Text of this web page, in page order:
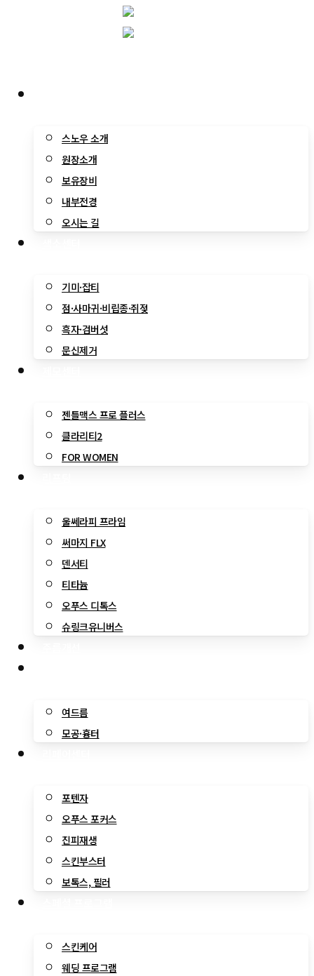
Menu
스노우 소개
원장소개
보유장비
내부전경
오시는 길
기미·잡티
점·사마귀·비립종·쥐젖
흑자·검버섯
문신제거
젠틀맥스 프로 플러스
클라리티2
FOR WOMEN
울쎄라피 프라임
써마지 FLX
덴서티
티타늄
오푸스 디톡스
슈링크유니버스
여드름
모공·흉터
포텐자
오푸스 포커스
진피재생
스킨부스터
보톡스, 필러
스킨케어
웨딩 프로그램